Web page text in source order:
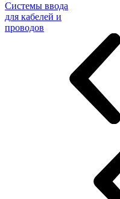
Системы ввода
для кабелей и
проводов